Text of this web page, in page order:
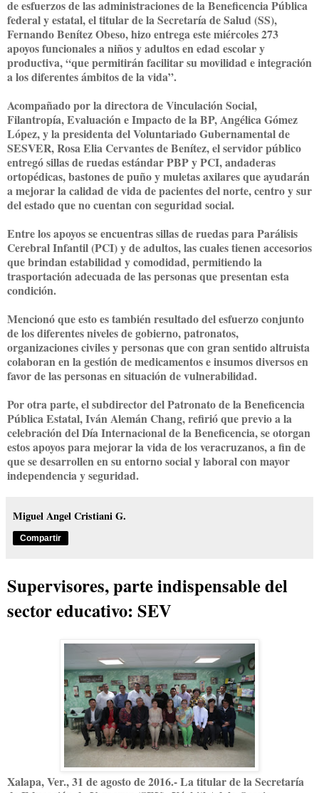
de esfuerzos de las administraciones de la Beneficencia Pública
federal y estatal, el titular de la Secretaría de Salud (SS),
Fernando Benítez Obeso, hizo entrega este miércoles 273
apoyos funcionales a niños y adultos en edad escolar y
productiva, “que permitirán facilitar su movilidad e integración
a los diferentes ámbitos de la vida”.
Acompañado por la directora de Vinculación Social,
Filantropía, Evaluación e Impacto de la BP, Angélica Gómez
López, y la presidenta del Voluntariado Gubernamental de
SESVER, Rosa Elia Cervantes de Benítez, el servidor público
entregó sillas de ruedas estándar PBP y PCI, andaderas
ortopédicas, bastones de puño y muletas axilares que ayudarán
a mejorar la calidad de vida de pacientes del norte, centro y sur
del estado que no cuentan con seguridad social.
Entre los apoyos se encuentras sillas de ruedas para Parálisis
Cerebral Infantil (PCI) y de adultos, las cuales tienen accesorios
que brindan estabilidad y comodidad, permitiendo la
trasportación adecuada de las personas que presentan esta
condición.
Mencionó que esto es también resultado del esfuerzo conjunto
de los diferentes niveles de gobierno, patronatos,
organizaciones civiles y personas que con gran sentido altruista
colaboran en la gestión de medicamentos e insumos diversos en
favor de las personas en situación de vulnerabilidad.
Por otra parte, el subdirector del Patronato de la Beneficencia
Pública Estatal, Iván Alemán Chang, refirió que previo a la
celebración del Día Internacional de la Beneficencia, se otorgan
estos apoyos para mejorar la vida de los veracruzanos, a fin de
que se desarrollen en su entorno social y laboral con mayor
independencia y seguridad.
Miguel Angel Cristiani G.
Compartir
Supervisores, parte indispensable del
sector educativo: SEV
Xalapa, Ver., 31 de agosto de 2016.- La titular de la Secretaría